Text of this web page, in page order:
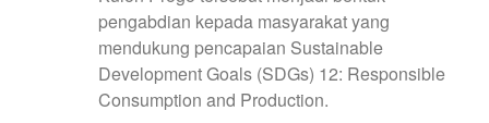
pengabdian kepada masyarakat yang
mendukung pencapaian Sustainable
Development Goals (SDGs) 12: Responsible
Consumption and Production.